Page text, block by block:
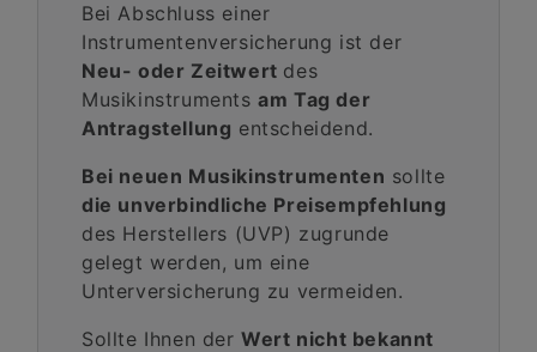
Bei Abschluss einer
Instrumentenversicherung ist der
Neu- oder Zeitwert des
Musikinstrumentsam Tag der
Antragstellung entscheidend.
Bei neuen Musikinstrumenten sollte
die unverbindliche Preisempfehlung
des Herstellers (UVP) zugrunde
gelegt werden, um eine
Unterversicherung zu vermeiden.
Sollte Ihnen derWert nicht bekannt